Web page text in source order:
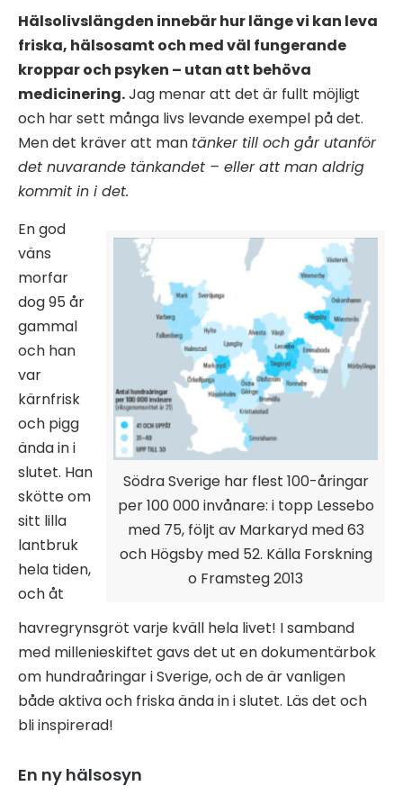
Hälsolivslängden innebär hur länge vi kan leva
friska, hälsosamt och med väl fungerande
kroppar och psyken – utan att behöva
medicinering.Jag menar att det är fullt möjligt
och har sett många livs levande exempel på det.
Men det kräver att man tänker till och går utanför
det nuvarande tänkandet – eller att man aldrig
kommit in i det.
Södra Sverige har flest 100-åringar
per 100 000 invånare: i topp Lessebo
med 75, följt av Markaryd med 63
och Högsby med 52. Källa Forskning
o Framsteg 2013
En god
väns
morfar
dog 95 år
gammal
och han
var
kärnfrisk
och pigg
ända in i
slutet. Han
skötte om
sitt lilla
lantbruk
hela tiden,
och åt
havregrynsgröt varje kväll hela livet! I samband
med millenieskiftet gavs det ut en dokumentärbok
om hundraåringar i Sverige, och de är vanligen
både aktiva och friska ända in i slutet. Läs det och
bli inspirerad!
En ny hälsosyn